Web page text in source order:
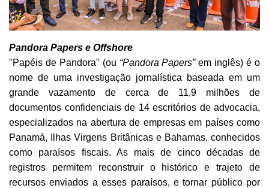
Pandora Papers e Offshore
"Papéis de Pandora" (ou “Pandora Papers”em inglês) é o
nome de uma investigação jornalística baseada em um
grande vazamento de cerca de 11,9 milhões de
documentos confidenciais de 14 escritórios de advocacia,
especializados na abertura de empresas em países como
Panamá, Ilhas Virgens Britânicas e Bahamas, conhecidos
como paraísos fiscais. As mais de cinco décadas de
registros permitem reconstruir o histórico e trajeto de
recursos enviados a esses paraísos, e tornar público por